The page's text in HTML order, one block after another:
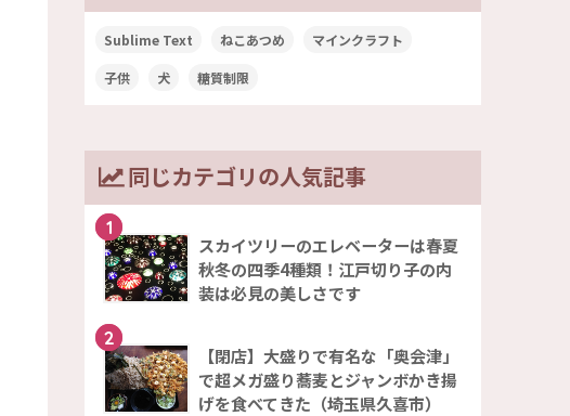
Sublime Text ねこあつめ マインクラフト
子供 犬 糖質制限
同じカテゴリの人気記事
1
スカイツリーのエレベーターは春夏
秋冬の四季4種類！江戸切り子の内
装は必見の美しさです
2
【閉店】大盛りで有名な「奥会津」
で超メガ盛り蕎麦とジャンボかき揚
げを食べてきた（埼玉県久喜市）